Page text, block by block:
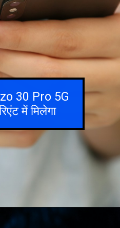
30 Pro 5G
में मिलेगा